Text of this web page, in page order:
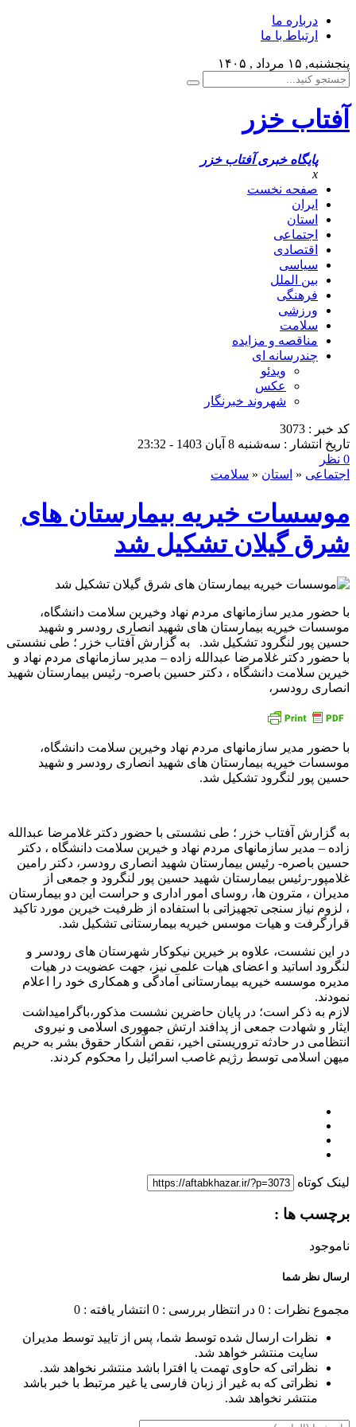
درباره ما
ارتباط با ما
پنجشنبه, ۱۵ مرداد , ۱۴۰۵
آفتاب خزر
پایگاه خبری آفتاب خزر
x
صفحه نخست
ایران
استان
اجتماعی
اقتصادی
سیاسی
بین الملل
فرهنگی
ورزشی
سلامت
مناقصه و مزایده
چندرسانه ای
ویدئو
عکس
شهروند خبرنگار
کد خبر : 3073
تاریخ انتشار : سه‌شنبه 8 آبان 1403 - 23:32
0 نظر
اجتماعی « استان « سلامت
موسسات خیریه بیمارستان های
شرق گیلان تشکیل شد
با حضور مدیر سازمانهای مردم نهاد وخیرین سلامت دانشگاه،
موسسات خیریه بیمارستان های شهید انصاری رودسر و شهید
حسین پور لنگرود تشکیل شد. به گزارش آفتاب خزر ؛ طی نشستی
با حضور دکتر غلامرضا عبدالله زاده – مدیر سازمانهای مردم نهاد و
خیرین سلامت دانشگاه ، دکتر حسین باصره- رئیس بیمارستان شهید
انصاری رودسر،
با حضور مدیر سازمانهای مردم نهاد وخیرین سلامت دانشگاه،
موسسات خیریه بیمارستان های شهید انصاری رودسر و شهید
حسین پور لنگرود تشکیل شد.
به گزارش آفتاب خزر ؛ طی نشستی با حضور دکتر غلامرضا عبدالله
زاده – مدیر سازمانهای مردم نهاد و خیرین سلامت دانشگاه ، دکتر
حسین باصره- رئیس بیمارستان شهید انصاری رودسر، دکتر رامین
غلامپور-رئیس بیمارستان شهید حسین پور لنگرود و جمعی از
مدیران ، مترون ها، روسای امور اداری و حراست این دو بیمارستان
، لزوم نیاز سنجی تجهیزاتی با استفاده از ظرفیت خیرین مورد تاکید
قرارگرفت و هیات موسس خیریه بیمارستانی تشکیل شد.
در این نشست، علاوه بر خیرین نیکوکار شهرستان های رودسر و
لنگرود اساتید و اعضای هیات علمی نیز، جهت عضویت در هیات
مدیره موسسه خیریه بیمارستانی آمادگی و همکاری خود را اعلام
نمودند.
لازم به ذکر است؛ در پایان حاضرین نشست مذکور،باگرامیداشت
ایثار و شهادت جمعی از پدافند ارتش جمهوری اسلامی و نیروی
انتظامی در حادثه تروریستی اخیر، نقص آشکار حقوق بشر به حریم
میهن اسلامی توسط رژیم غاصب اسرائیل را محکوم کردند.
لینک کوتاه
برچسب ها :
ناموجود
ارسال نظر شما
مجموع نظرات : 0 در انتظار بررسی : 0 انتشار یافته : 0
نظرات ارسال شده توسط شما، پس از تایید توسط مدیران
سایت منتشر خواهد شد.
نظراتی که حاوی تهمت یا افترا باشد منتشر نخواهد شد.
نظراتی که به غیر از زبان فارسی یا غیر مرتبط با خبر باشد
منتشر نخواهد شد.